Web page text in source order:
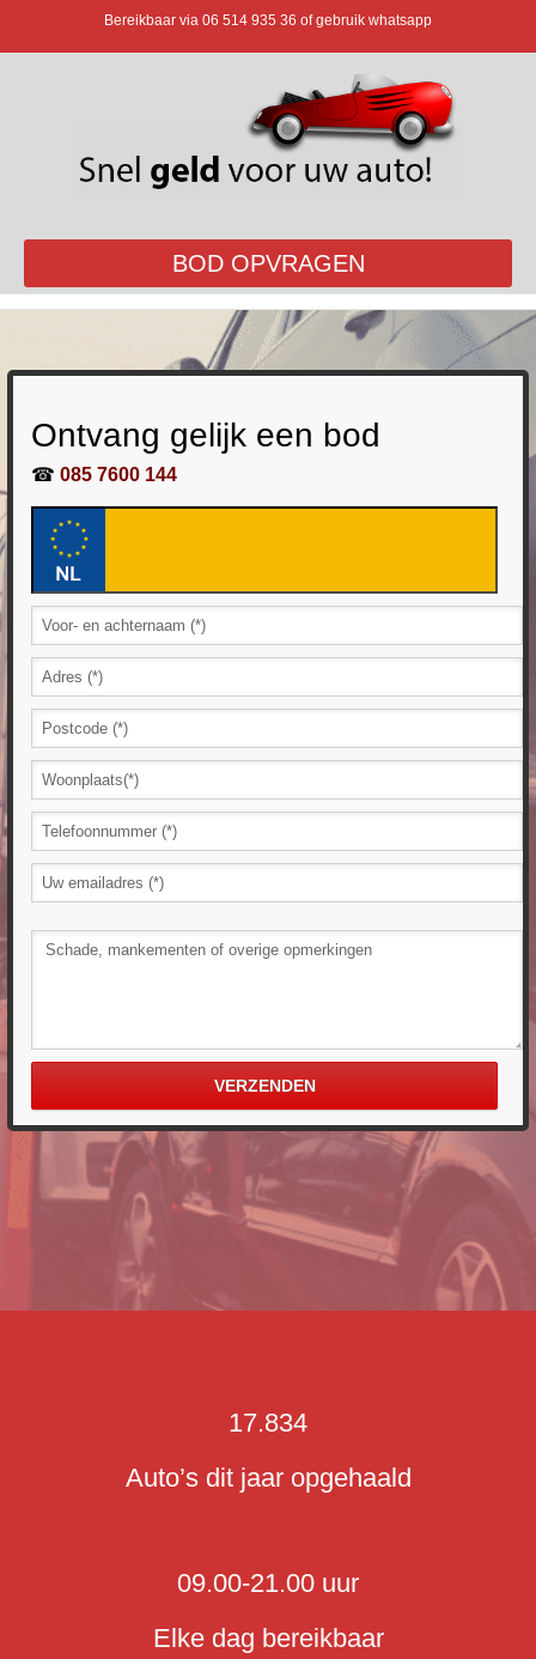
Bereikbaar via 06 514 935 36 of gebruik whatsapp
BOD OPVRAGEN
Ontvang gelijk een bod
☎ 085 7600 144
17.834
Auto’s dit jaar opgehaald
09.00-21.00 uur
Elke dag bereikbaar